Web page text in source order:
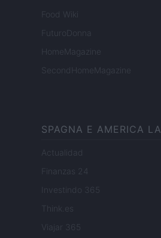
Food Wiki
FuturoDonna
HomeMagazine
SecondHomeMagazine
SPAGNA E AMERICA
Actualidad
Finanzas 24
Investindo 365
Think.es
Viajar 365